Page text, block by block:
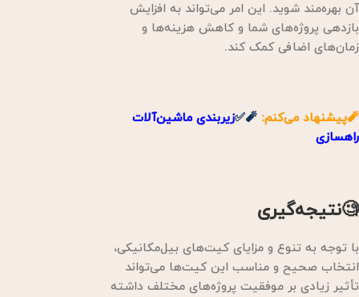
آن بهره‌مند شوید. این امر می‌تواند به افزایش
بازدهی پروژه‌های شما و کاهش هزینه‌ها و
زمان‌های اضافی کمک کند.
🧨پیشنهاد می‌کنم: 🧨✅زیربندی ماشین‌آلات
راهسازی
🧐نتیجه‌گیری
با توجه به تنوع و مزایای کیت‌های بیل‌مکانیکی،
انتخاب صحیح و مناسب این کیت‌ها می‌تواند
تأثیر زیادی بر موفقیت پروژه‌های مختلف داشته